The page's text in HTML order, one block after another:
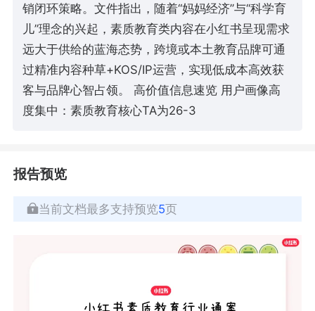
销闭环策略。文件指出，随着“妈妈经济”与“科学育
儿”理念的兴起，素质教育类内容在小红书呈现需求
远大于供给的蓝海态势，跨境或本土教育品牌可通
过精准内容种草+KOS/IP运营，实现低成本高效获
客与品牌心智占领。 高价值信息速览 用户画像高
度集中：素质教育核心TA为26-3
报告预览
当前文档最多支持预览5页